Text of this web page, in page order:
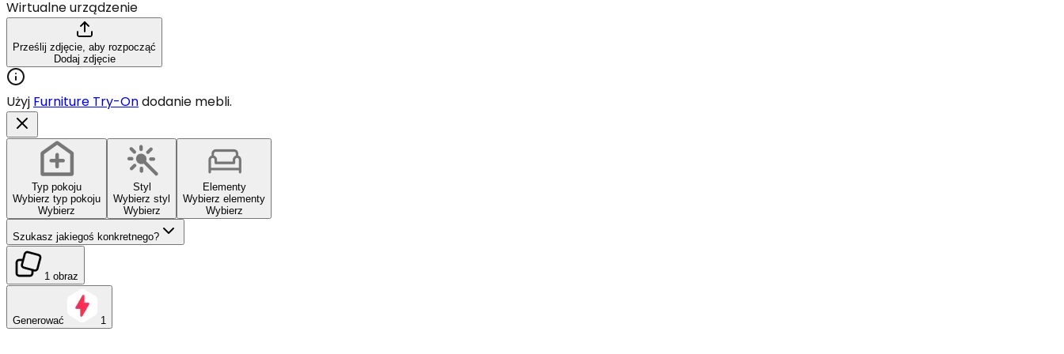
Wirtualne urządzenie
Prześlij zdjęcie, aby rozpocząć
Dodaj zdjęcie
Użyj Furniture Try-Ondodanie mebli.
Typ pokoju
Wybierz typ pokoju
Wybierz
Styl
Wybierz styl
Wybierz
Elementy
Wybierz elementy
Wybierz
Szukasz jakiegoś konkretnego?
1 obraz
Generować 1